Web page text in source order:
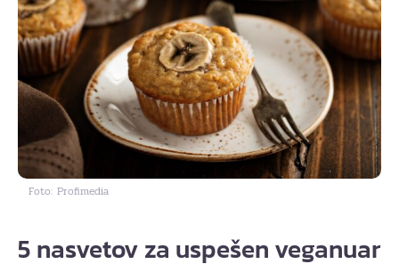
Foto: Profimedia
5 nasvetov za uspešen veganuar